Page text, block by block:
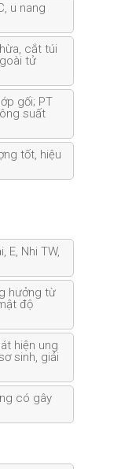
u nang
cắt túi
tử
gối; PT
suất
tốt, hiệu
E, Nhi TW,
hưởng từ
độ
hiện ung
sinh, giải
có gây